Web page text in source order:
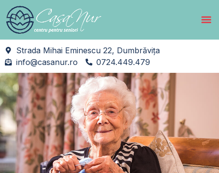
Strada Mihai Eminescu 22, Dumbrăvița
info@casanur.ro
0724.449.479